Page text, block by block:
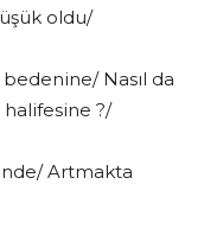
oldu/
Nasıl da
halifesine ?/
Artmakta